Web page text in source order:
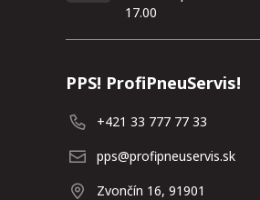
17.00
PPS! ProfiPneuServis!
+421 33 777 77 33
pps@profipneuservis.sk
Zvončín 16, 91901